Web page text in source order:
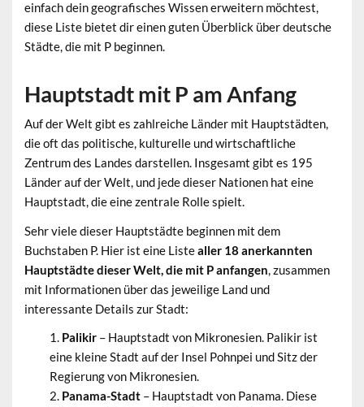
einfach dein geografisches Wissen erweitern möchtest,
diese Liste bietet dir einen guten Überblick über deutsche
Städte, die mit P beginnen.
Hauptstadt mit P am Anfang
Auf der Welt gibt es zahlreiche Länder mit Hauptstädten,
die oft das politische, kulturelle und wirtschaftliche
Zentrum des Landes darstellen. Insgesamt gibt es 195
Länder auf der Welt, und jede dieser Nationen hat eine
Hauptstadt, die eine zentrale Rolle spielt.
Sehr viele dieser Hauptstädte beginnen mit dem
Buchstaben P. Hier ist eine Listealler 18 anerkannten
Hauptstädte dieser Welt, die mit P anfangen, zusammen
mit Informationen über das jeweilige Land und
interessante Details zur Stadt:
Palikir– Hauptstadt von Mikronesien. Palikir ist
eine kleine Stadt auf der Insel Pohnpei und Sitz der
Regierung von Mikronesien.
Panama-Stadt– Hauptstadt von Panama. Diese